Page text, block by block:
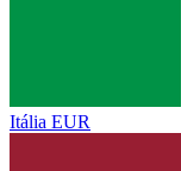
Itália EUR